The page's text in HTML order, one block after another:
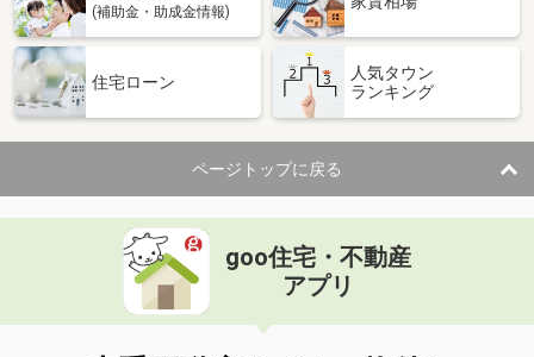
(補助金・助成金情報)
住宅ローン
人気タウン
ランキング
ページトップに戻る
goo住宅・不動産
アプリ